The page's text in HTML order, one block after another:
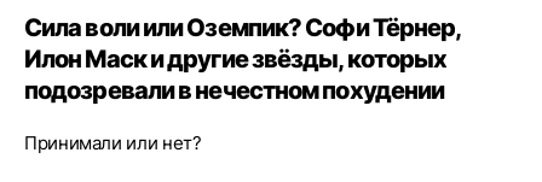
Сила воли или Оземпик? Софи Тёрнер,
Илон Маск и другие звёзды, которых
подозревали в нечестном похудении
Принимали или нет?